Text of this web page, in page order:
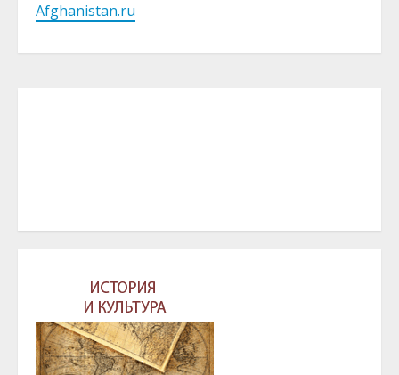
Afghanistan.ru